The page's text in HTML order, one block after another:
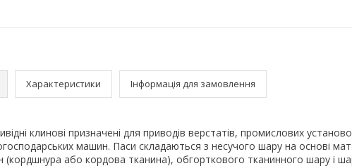
Характеристики Інформація для замовлення
клинові призначені для приводів верстатів, промислових
машин. Паси складаються з несучого шару на основі
(кордшнура або кордова тканина), обгорткового тканинного шару і